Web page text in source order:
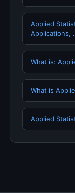
Applied
Applications,
What is:
What is
Applied